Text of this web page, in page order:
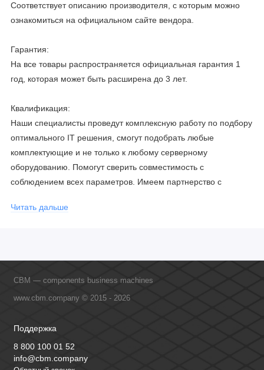
Соответствует описанию производителя, с которым можно
ознакомиться на официальном сайте вендора.
Гарантия:
На все товары распространяется официальная гарантия 1
год, которая может быть расширена до 3 лет.
Квалификация:
Наши специалисты проведут комплексную работу по подбору
оптимального IT решения, смогут подобрать любые
комплектующие и не только к любому серверному
оборудованию. Помогут сверить совместимость с
соблюдением всех параметров. Имеем партнерство с
обучение сотрудников, что позволяет исключить ошибки даже
Читать дальше
CBM — components business machines
www.cbm.company © 2015 - 2026
Поддержка
8 800 100 01 52
info@cbm.company